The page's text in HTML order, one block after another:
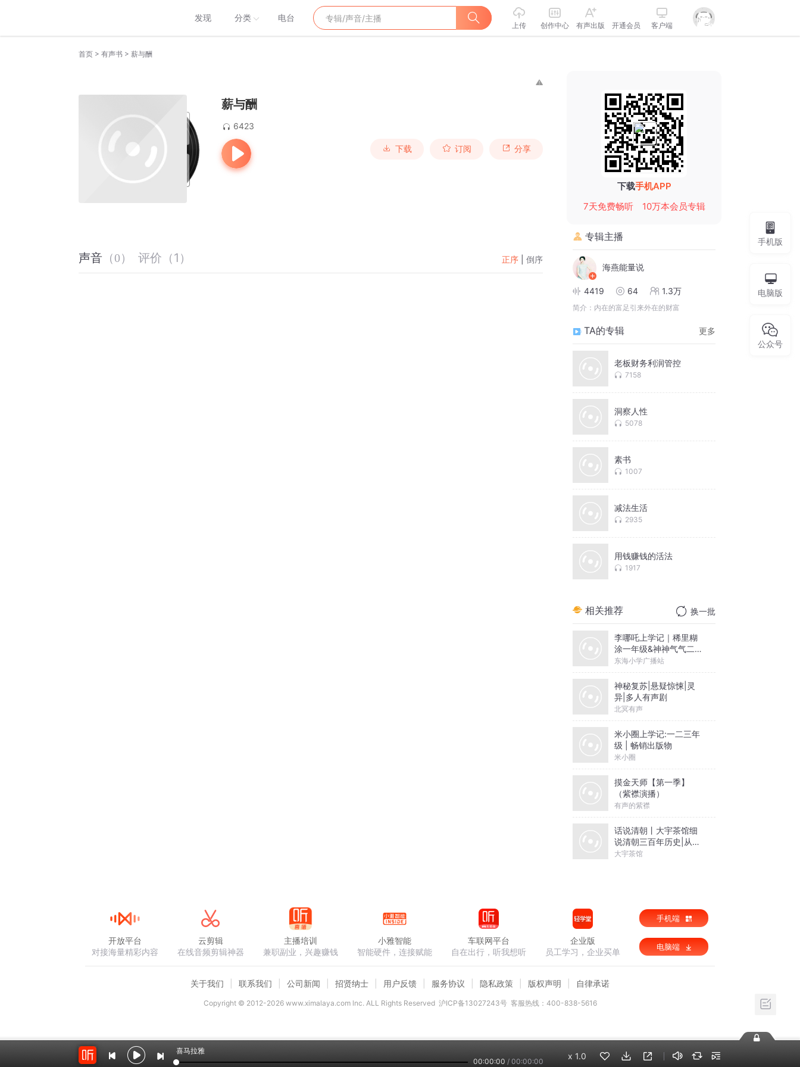
发现 分类 电台
上传 创作中心 有声出版 开通会员 客户端
首页 > 有声书 > 薪与酬
薪与酬
6423
下载 订阅 分享
声音 （0） 评价 （1 ） 正序 倒序
下载手机APP
7天免费畅听
10万本会员专辑
专辑主播
海燕能量说
4419 64 1.3万
简介： 内在的富足引来外在的财富
TA的专辑 更多
老板财务利润管控
7158
洞察人性
5078
素书
1007
减法生活
2935
用钱赚钱的活法
1917
相关推荐 换一批
李哪吒上学记｜稀里糊
涂一年级&神神气气二年
级
东海小学广播站
神秘复苏|悬疑惊悚|灵
异|多人有声剧
北冥有声
米小圈上学记:一二三年
级 | 畅销出版物
米小圈
摸金天师【第一季】
（紫襟演播）
有声的紫襟
话说清朝丨大宇茶馆细
说清朝三百年历史|从努
尔哈赤到末代皇帝溥仪|
大宇茶馆
手机版
电脑版
公众号
喜马拉雅
00:00:00 / 00:00:00
x 1.0
开放平台
对接海量精彩内容
云剪辑
在线音频剪辑神器
主播培训
兼职副业，兴趣赚钱
小雅智能
智能硬件，连接赋能
车联网平台
自在出行，听我想听
企业版
员工学习，企业买单
手机端
电脑端
关于我们 联系我们 公司新闻 招贤纳士 用户反馈 服务协议 隐私政策 版权声明 自律承诺
Copyright © 2012-2026www.ximalaya.com lnc. ALL Rights Reserved 沪ICP备13027243号 客服热线：400-838-5616